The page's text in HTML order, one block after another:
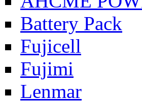
Battery Pack
Fujicell
Fujimi
Lenmar